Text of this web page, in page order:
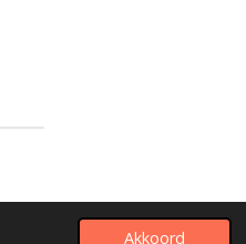
Akkoord